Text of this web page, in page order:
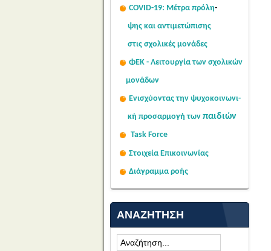
COVID-19: Μέτρα πρόλη-
ψης και αντιμετώπισης
στις σχολικές μονάδες
ΦΕΚ - Λειτουργία των σχολικών
μονάδων
Ενισχύοντας την ψυχοκοινωνι-
κή προσαρμογή των παιδιών
Task Force
Στοιχεία Επικοινωνίας
Διάγραμμα ροής
ΑΝΑΖΉΤΗΣΗ